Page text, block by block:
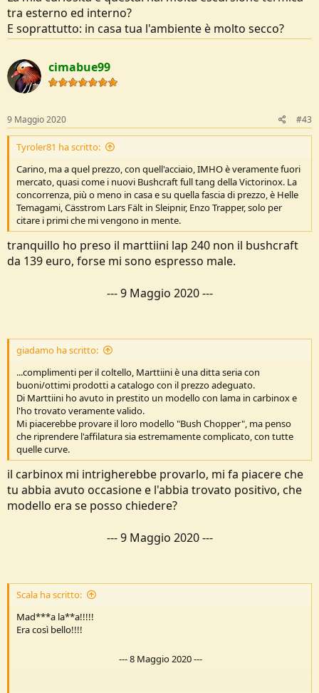
tra esterno ed interno?
E soprattutto: in casa tua l'ambiente è molto secco?
cimabue99
9 Maggio 2020 #43
Tyroler81 ha scritto:
Carino, ma a quel prezzo, con quell'acciaio, IMHO è veramente fuori
mercato, quasi come i nuovi Bushcraft full tang della Victorinox. La
concorrenza, più o meno in casa e su quella fascia di prezzo, è Helle
Temagami, Cässtrom Lars Fält in Sleipnir, Enzo Trapper, solo per
citare i primi che mi vengono in mente.
tranquillo ho preso il marttiini lap 240 non il bushcraft
da 139 euro, forse mi sono espresso male.
---9 Maggio 2020---
giadamo ha scritto:
...complimenti per il coltello, Marttiini è una ditta seria con
buoni/ottimi prodotti a catalogo con il prezzo adeguato.
Di Marttiini ho avuto in prestito un modello con lama in carbinox e
l'ho trovato veramente valido.
Mi piacerebbe provare il loro modello "Bush Chopper", ma penso
che riprendere l'affilatura sia estremamente complicato, con tutte
quelle curve.
il carbinox mi intrigherebbe provarlo, mi fa piacere che
tu abbia avuto occasione e l'abbia trovato positivo, che
modello era se posso chiedere?
---9 Maggio 2020---
Scala ha scritto:
Mad***a la**a!!!!!
Era così bello!!!!
---8 Maggio 2020---